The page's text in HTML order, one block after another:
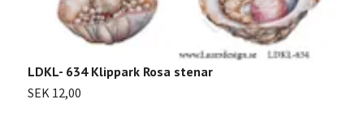
LDKL- 634 Klippark Rosa stenar
SEK 12,00